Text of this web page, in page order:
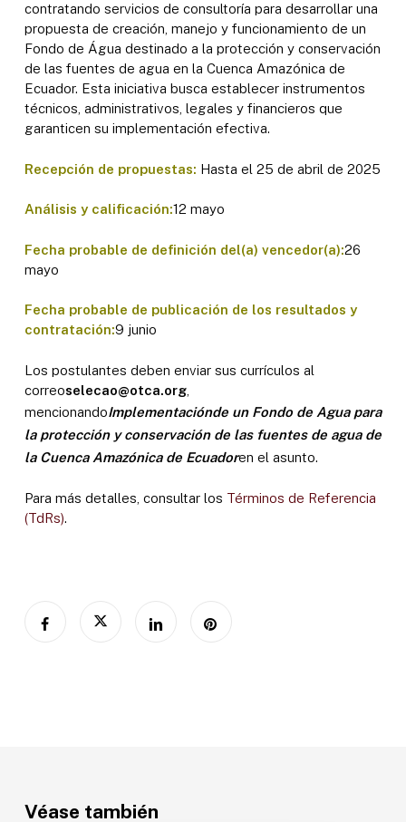
contratando servicios de consultoría para desarrollar una
propuesta de creación, manejo y funcionamiento de un
Fondo de Água destinado a la protección y conservación
de las fuentes de agua en la Cuenca Amazónica de
Ecuador. Esta iniciativa busca establecer instrumentos
técnicos, administrativos, legales y financieros que
garanticen su implementación efectiva.
Recepción de propuestas: Hasta el 25 de abril de 2025
Análisis y calificación:12 mayo
Fecha probable de definición del(a) vencedor(a):26
mayo
Fecha probable de publicación de los resultados y
contratación:9 junio
Los postulantes deben enviar sus currículos al
correoselecao@otca.org,
mencionandoImplementaciónde un Fondo de Agua para
la protección y conservación de las fuentes de agua de
la Cuenca Amazónica de Ecuadoren el asunto.
Para más detalles, consultar los Términos de Referencia
(TdRs).
Véase también